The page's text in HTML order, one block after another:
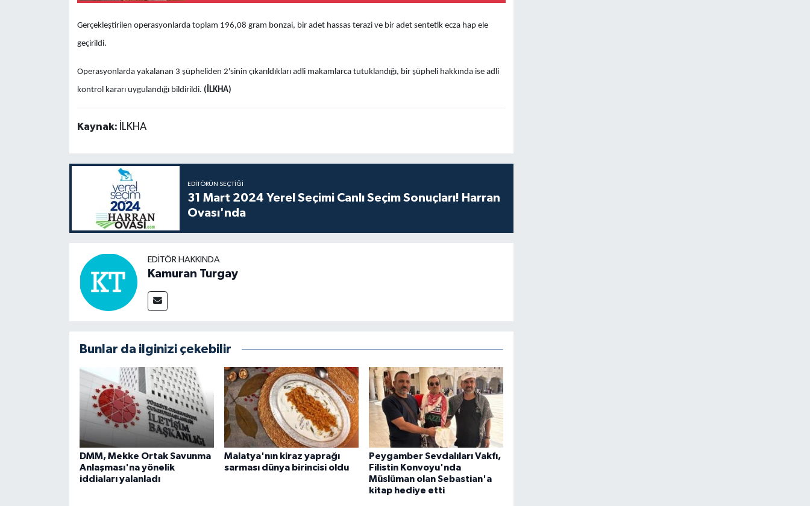
Gerçekleştirilen operasyonlarda toplam 196,08 gram bonzai, bir adet hassas terazi ve bir adet sentetik ecza hap ele
geçirildi.
Operasyonlarda yakalanan 3 şüpheliden 2'sinin çıkarıldıkları adli makamlarca tutuklandığı, bir şüpheli hakkında ise adli
kontrol kararı uygulandığı bildirildi. (İLKHA)
Kaynak: İLKHA
EDITÖRÜN SEÇTIĞI
31 Mart 2024 Yerel Seçimi Canlı Seçim Sonuçları! Harran
Ovası'nda
EDITÖR HAKKINDA
Kamuran Turgay
Bunlar da ilginizi çekebilir
DMM, Mekke Ortak Savunma
Anlaşması'na yönelik
iddiaları yalanladı
Malatya'nın kiraz yaprağı
sarması dünya birincisi oldu
Peygamber Sevdalıları Vakfı,
Filistin Konvoyu'nda
Müslüman olan Sebastian'a
kitap hediye etti